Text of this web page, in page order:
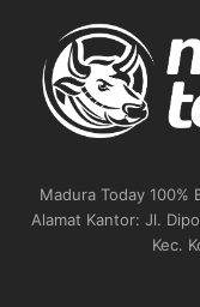
Madura Today 100%
Alamat Kantor: Jl.
Kec.